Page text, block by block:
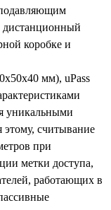
подавляющим
коробке и
мм), uPass
уникальными
этому, считывание
при
метки доступа,
работающих в